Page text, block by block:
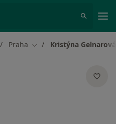
Praha Změna města
Kristýna Gelnarová